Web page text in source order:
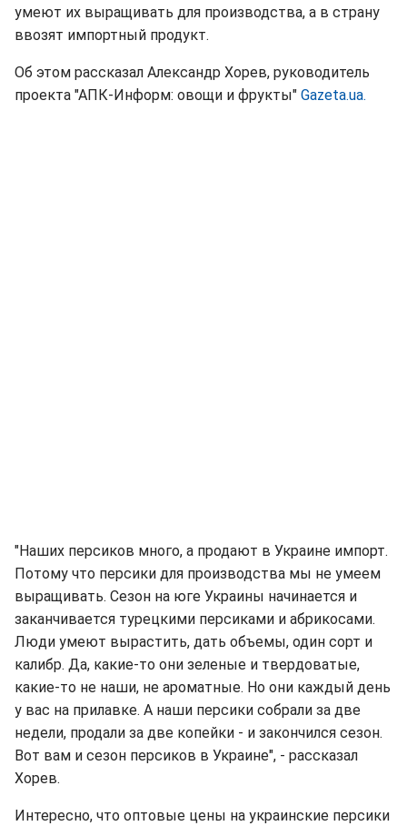
умеют их выращивать для производства, а в страну
ввозят импортный продукт.
Об этом рассказал Александр Хорев, руководитель
проекта "АПК-Информ: овощи и фрукты" Gazeta.ua.
"Наших персиков много, а продают в Украине импорт.
Потому что персики для производства мы не умеем
выращивать. Сезон на юге Украины начинается и
заканчивается турецкими персиками и абрикосами.
Люди умеют вырастить, дать объемы, один сорт и
калибр. Да, какие-то они зеленые и твердоватые,
какие-то не наши, не ароматные. Но они каждый день
у вас на прилавке. А наши персики собрали за две
недели, продали за две копейки - и закончился сезон.
Вот вам и сезон персиков в Украине", - рассказал
Хорев.
Интересно, что оптовые цены на украинские персики